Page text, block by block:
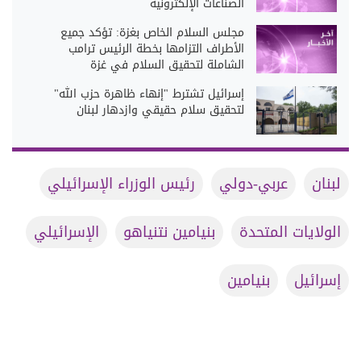
مجلس السلام الخاص بغزة: تؤكد جميع
الأطراف التزامها بخطة الرئيس ترامب
الشاملة لتحقيق السلام في غزة
إسرائيل تشترط "إنهاء ظاهرة حزب الله"
لتحقيق سلام حقيقي وازدهار لبنان
لبنان عربي-دولي
رئيس الوزراء الإسرائيلي
الولايات المتحدة
بنيامين نتنياهو
الإسرائيلي
إسرائيل
بنيامين